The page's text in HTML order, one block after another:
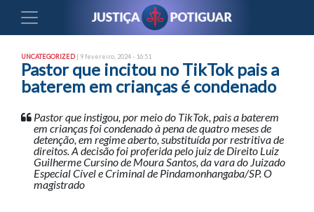
UNCATEGORIZED| 9 fevereiro, 2024 - 16:51
Pastor que incitou no TikTok pais a
baterem em crianças é condenado
Pastor que instigou, por meio do TikTok, pais a baterem
em crianças foi condenado à pena de quatro meses de
detenção, em regime aberto, substituída por restritiva de
direitos. A decisão foi proferida pelo juiz de Direito Luiz
Guilherme Cursino de Moura Santos, da vara do Juizado
Especial Cível e Criminal de Pindamonhangaba/SP. O
magistrado